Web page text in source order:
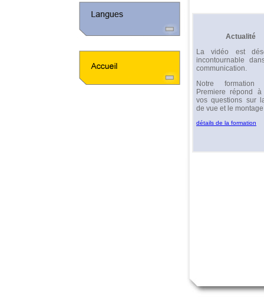
Actualité
La vidéo est
incontournable
communication.
Notre formation
Premiere répond à
vos questions sur
de vue et le
détails de la formation